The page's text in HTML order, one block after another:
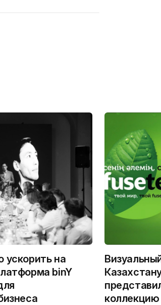
ускорить на
binY
коллекцию